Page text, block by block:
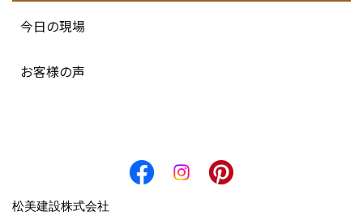
今日の現場
お客様の声
松美建設株式会社